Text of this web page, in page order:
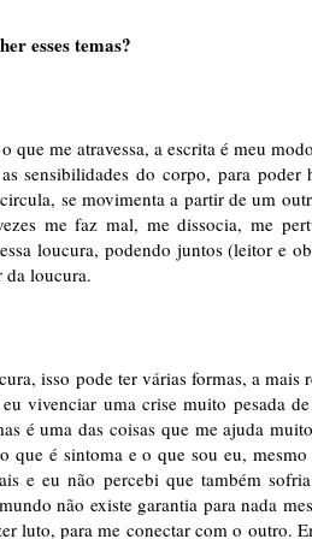
esses temas?
que me atravessa, a escrita é meu
sensibilidades do corpo, para
se movimenta a partir de um
me faz mal, me dissocia, me
loucura, podendo juntos (leitor e
da loucura.
isso pode ter várias formas, a
vivenciar uma crise muito pesada
é uma das coisas que me ajuda
que é sintoma e o que sou eu,
e eu não percebi que também
não existe garantia para nada
luto, para me conectar com o outro.